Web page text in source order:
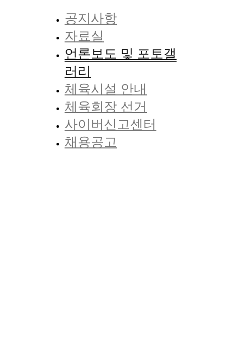
공지사항
자료실
언론보도 및 포토갤
러리
체육시설 안내
체육회장 선거
사이버신고센터
채용공고